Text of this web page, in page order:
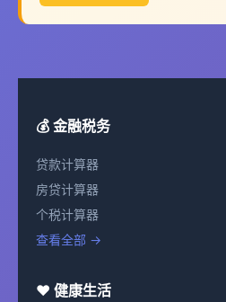
💰 金融税务
贷款计算器
房贷计算器
个税计算器
查看全部 →
❤️ 健康生活